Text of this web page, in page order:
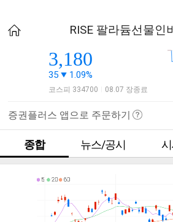
RISE 팔라듐선물인
3,180
35 1.09%
코스피 334700 08.07 장종료
증권플러스 앱으로 주문하기
종합 뉴스/공시